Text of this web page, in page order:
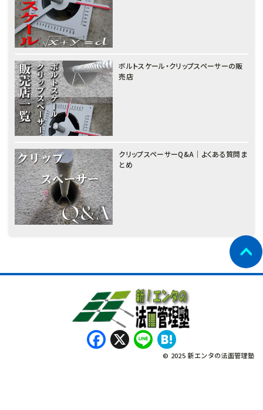
ボルトスケール・クリップスペーサーの販
売店
クリップスペーサーQ&A｜よくある質問ま
とめ
Facebook
X Line
© 2025 新エンタの法面管理塾